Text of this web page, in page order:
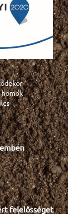
homok
felelősséget